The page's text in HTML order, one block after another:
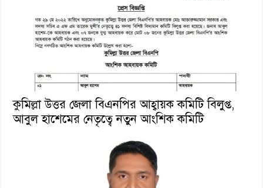
কুমিল্লা উত্তর জেলা বিএনপির আহ্বায়ক কমিটি বিলুপ্ত,
আবুল হাশেমের নেতৃত্বে নতুন আংশিক কমিটি